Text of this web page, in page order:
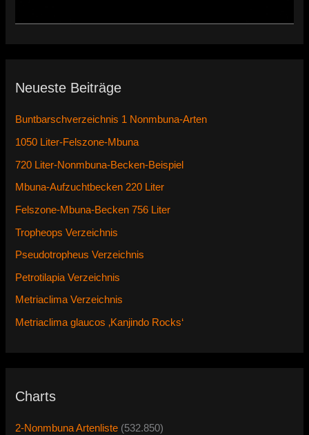
Neueste Beiträge
Buntbarschverzeichnis 1 Nonmbuna-Arten
1050 Liter-Felszone-Mbuna
720 Liter-Nonmbuna-Becken-Beispiel
Mbuna-Aufzuchtbecken 220 Liter
Felszone-Mbuna-Becken 756 Liter
Tropheops Verzeichnis
Pseudotropheus Verzeichnis
Petrotilapia Verzeichnis
Metriaclima Verzeichnis
Metriaclima glaucos ‚Kanjindo Rocks‘
Charts
2-Nonmbuna Artenliste (532.850)